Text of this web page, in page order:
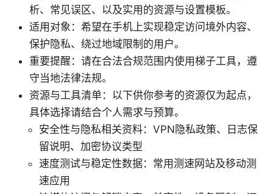
析、常见误区、以及实用的资源与设置模板。
适用对象：希望在手机上实现稳定访问境外内容、
保护隐私、绕过地域限制的用户。
重要提醒：请在合法合规范围内使用梯子工具，遵
守当地法律法规。
资源与工具清单：以下供你参考的资源仅为起点，
具体选择请结合个人需求与预算。
安全性与隐私相关资料：VPN隐私政策、日志保
留说明、加密协议类型
速度测试与稳定性数据：常用测速网站及移动测
速应用